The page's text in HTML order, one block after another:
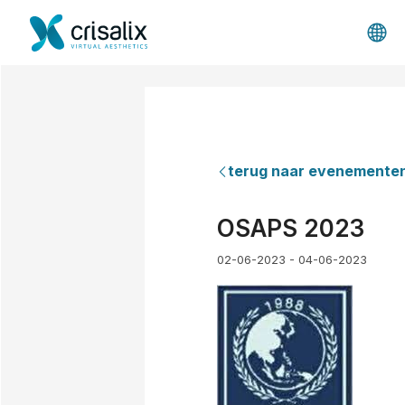
terug naar
OSAPS 2023
02-06-2023 - 04-06-2023